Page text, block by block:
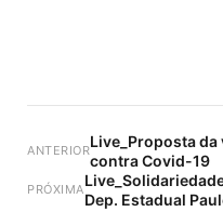
ANTERIORLive_Proposta
contra Covid-19
PRÓXIMA
Dep. Estadual